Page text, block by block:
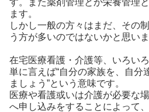
す。また薬剤管理とか栄養管理
ます。
しかし一般の方々はまだ、その
う方が多いのではないかと思いま
在宅医療看護・介護等、いろい
単に言えば“自分の家族を、自分
ましょう”という意味です。
医療や看護或いは介護が必要な
へ申し込みをすることによって